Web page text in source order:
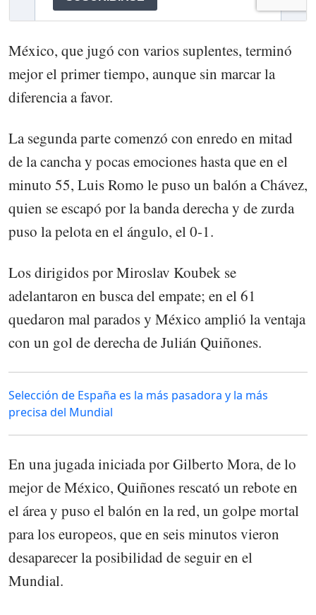
México, que jugó con varios suplentes, terminó
mejor el primer tiempo, aunque sin marcar la
diferencia a favor.
La segunda parte comenzó con enredo en mitad
de la cancha y pocas emociones hasta que en el
minuto 55, Luis Romo le puso un balón a Chávez,
quien se escapó por la banda derecha y de zurda
puso la pelota en el ángulo, el 0-1.
Los dirigidos por Miroslav Koubek se
adelantaron en busca del empate; en el 61
quedaron mal parados y México amplió la ventaja
con un gol de derecha de Julián Quiñones.
Selección de España es la más pasadora y la más
precisa del Mundial
En una jugada iniciada por Gilberto Mora, de lo
mejor de México, Quiñones rescató un rebote en
el área y puso el balón en la red, un golpe mortal
para los europeos, que en seis minutos vieron
desaparecer la posibilidad de seguir en el
Mundial.